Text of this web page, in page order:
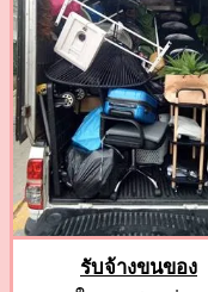
รับจ้างขนของ